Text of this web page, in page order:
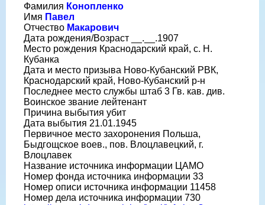
Фамилия Конопленко
Имя Павел
Отчество Макарович
Дата рождения/Возраст __.__.1907
Место рождения Краснодарский край, с. Н.
Кубанка
Дата и место призыва Ново-Кубанский РВК,
Краснодарский край, Ново-Кубанский р-н
Последнее место службы штаб 3 Гв. кав. див.
Воинское звание лейтенант
Причина выбытия убит
Дата выбытия 21.01.1945
Первичное место захоронения Польша,
Быдгощское воев., пов. Влоцлавецкий, г.
Влоцлавек
Название источника информации ЦАМО
Номер фонда источника информации 33
Номер описи источника информации 11458
Номер дела источника информации 730